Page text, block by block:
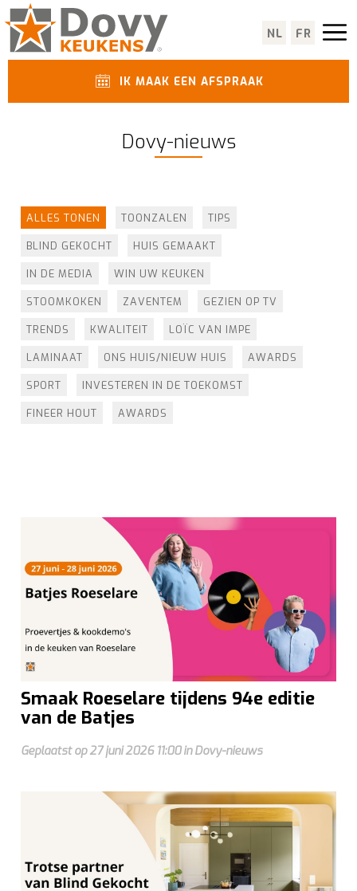
NL FR
IK MAAK EEN AFSPRAAK
Dovy-nieuws
ALLES TONEN TOONZALEN TIPS
BLIND GEKOCHT HUIS GEMAAKT
IN DE MEDIA WIN UW KEUKEN
STOOMKOKEN ZAVENTEM GEZIEN OP TV
TRENDS KWALITEIT LOÏC VAN IMPE
LAMINAAT ONS HUIS/NIEUW HUIS AWARDS
SPORT INVESTEREN IN DE TOEKOMST
FINEER HOUT AWARDS
Smaak Roeselare tijdens 94e editie
van de Batjes
Geplaatst op 27 juni 2026 11:00 in Dovy-nieuws